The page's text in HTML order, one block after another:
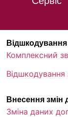
Відшкодування
Комплексний
Відшкодування
Внесення змін
Зміна даних